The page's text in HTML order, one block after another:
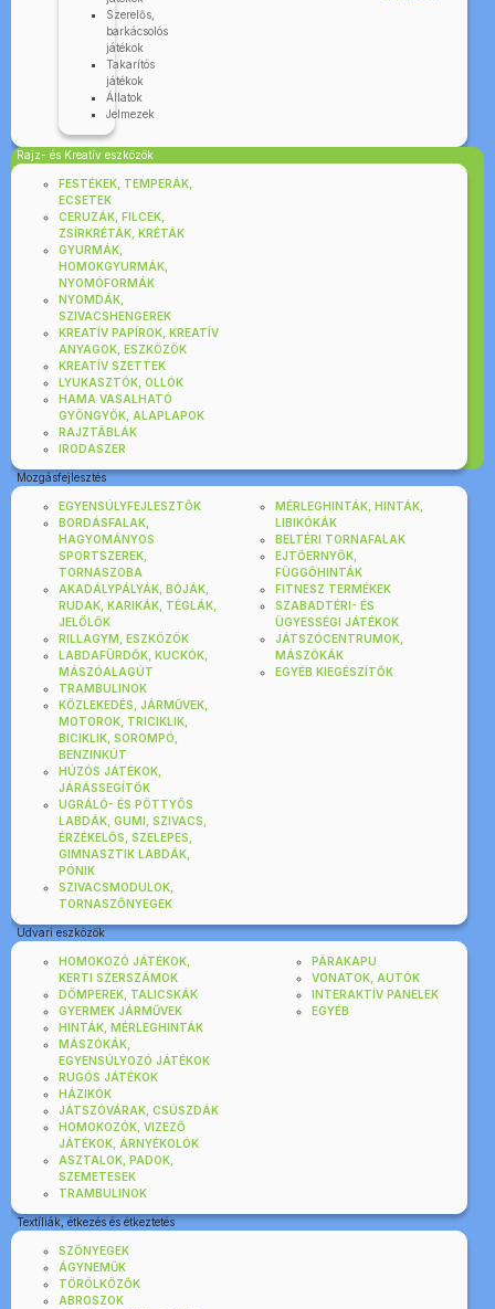
Szerelős,
barkácsolós
játékok
Takarítós
játékok
Állatok
Jelmezek
Rajz- és Kreatív eszközök
FESTÉKEK, TEMPERÁK,
ECSETEK
CERUZÁK, FILCEK,
ZSÍRKRÉTÁK, KRÉTÁK
GYURMÁK,
HOMOKGYURMÁK,
NYOMÓFORMÁK
NYOMDÁK,
SZIVACSHENGEREK
KREATÍV PAPÍROK, KREATÍV
ANYAGOK, ESZKÖZÖK
KREATÍV SZETTEK
LYUKASZTÓK, OLLÓK
HAMA VASALHATÓ
GYÖNGYÖK, ALAPLAPOK
RAJZTÁBLÁK
IRODASZER
Mozgásfejlesztés
EGYENSÚLYFEJLESZTŐK
BORDÁSFALAK,
HAGYOMÁNYOS
SPORTSZEREK,
TORNASZOBA
AKADÁLYPÁLYÁK, BÓJÁK,
RUDAK, KARIKÁK, TÉGLÁK,
JELÖLŐK
RILLAGYM, ESZKÖZÖK
LABDAFÜRDŐK, KUCKÓK,
MÁSZÓALAGÚT
TRAMBULINOK
KÖZLEKEDÉS, JÁRMŰVEK,
MOTOROK, TRICIKLIK,
BICIKLIK, SOROMPÓ,
BENZINKÚT
HÚZÓS JÁTÉKOK,
JÁRÁSSEGÍTŐK
UGRÁLÓ- ÉS PÖTTYÖS
LABDÁK, GUMI, SZIVACS,
ÉRZÉKELŐS, SZELEPES,
GIMNASZTIK LABDÁK,
PÓNIK
SZIVACSMODULOK,
TORNASZŐNYEGEK
MÉRLEGHINTÁK, HINTÁK,
LIBIKÓKÁK
BELTÉRI TORNAFALAK
EJTŐERNYŐK,
FÜGGŐHINTÁK
FITNESZ TERMÉKEK
SZABADTÉRI- ÉS
ÜGYESSÉGI JÁTÉKOK
JÁTSZÓCENTRUMOK,
MÁSZÓKÁK
EGYÉB KIEGÉSZÍTŐK
Udvari eszközök
HOMOKOZÓ JÁTÉKOK,
KERTI SZERSZÁMOK
DÖMPEREK, TALICSKÁK
GYERMEK JÁRMŰVEK
HINTÁK, MÉRLEGHINTÁK
MÁSZÓKÁK,
EGYENSÚLYOZÓ JÁTÉKOK
RUGÓS JÁTÉKOK
HÁZIKÓK
JÁTSZÓVÁRAK, CSÚSZDÁK
HOMOKOZÓK, VIZEZŐ
JÁTÉKOK, ÁRNYÉKOLÓK
ASZTALOK, PADOK,
SZEMETESEK
TRAMBULINOK
PÁRAKAPU
VONATOK, AUTÓK
INTERAKTÍV PANELEK
EGYÉB
Textíliák, étkezés és étkeztetés
SZŐNYEGEK
ÁGYNEMŰK
TÖRÖLKÖZŐK
ABROSZOK